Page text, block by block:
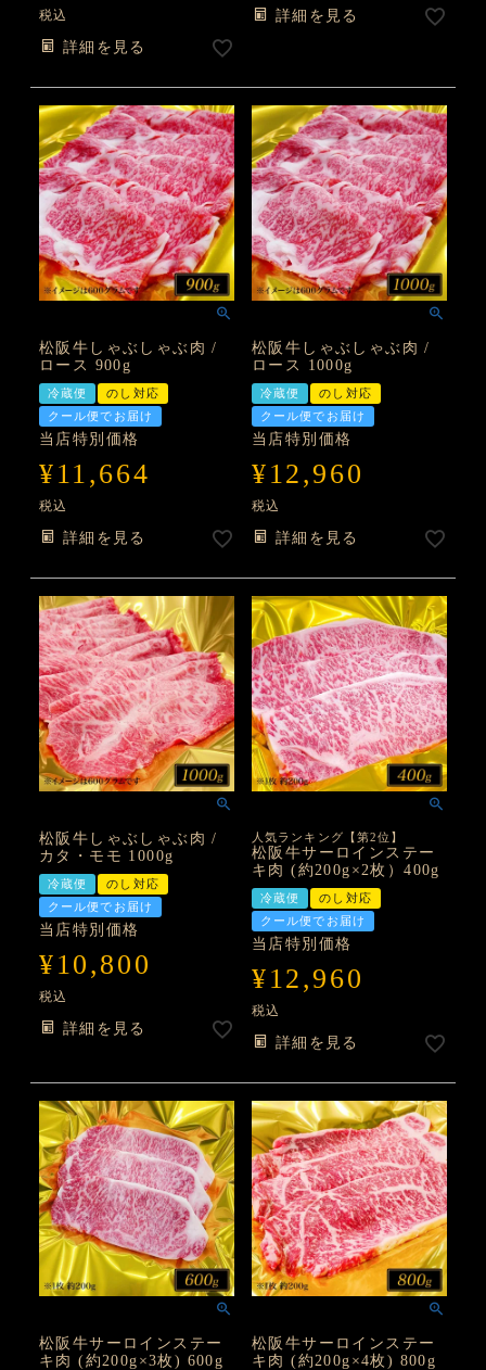
税込
詳細を見る
詳細を見る
松阪牛しゃぶしゃぶ肉 /
ロース 900g
冷蔵便
のし対応
クール便でお届け
当店特別価格
¥11,664
税込
詳細を見る
松阪牛しゃぶしゃぶ肉 /
ロース 1000g
冷蔵便
のし対応
クール便でお届け
当店特別価格
¥12,960
税込
詳細を見る
松阪牛しゃぶしゃぶ肉 /
カタ・モモ 1000g
冷蔵便
のし対応
クール便でお届け
当店特別価格
¥10,800
税込
詳細を見る
人気ランキング【第2位】
松阪牛サーロインステー
キ肉 (約200g×2枚）400g
冷蔵便
のし対応
クール便でお届け
当店特別価格
¥12,960
税込
詳細を見る
松阪牛サーロインステー
キ肉 (約200g×3枚) 600g
松阪牛サーロインステー
キ肉 (約200g×4枚) 800g